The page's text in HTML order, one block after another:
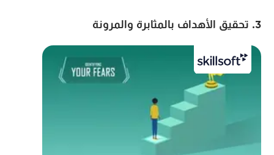
3. تحقيق الأهداف بالمثابرة والمرونة